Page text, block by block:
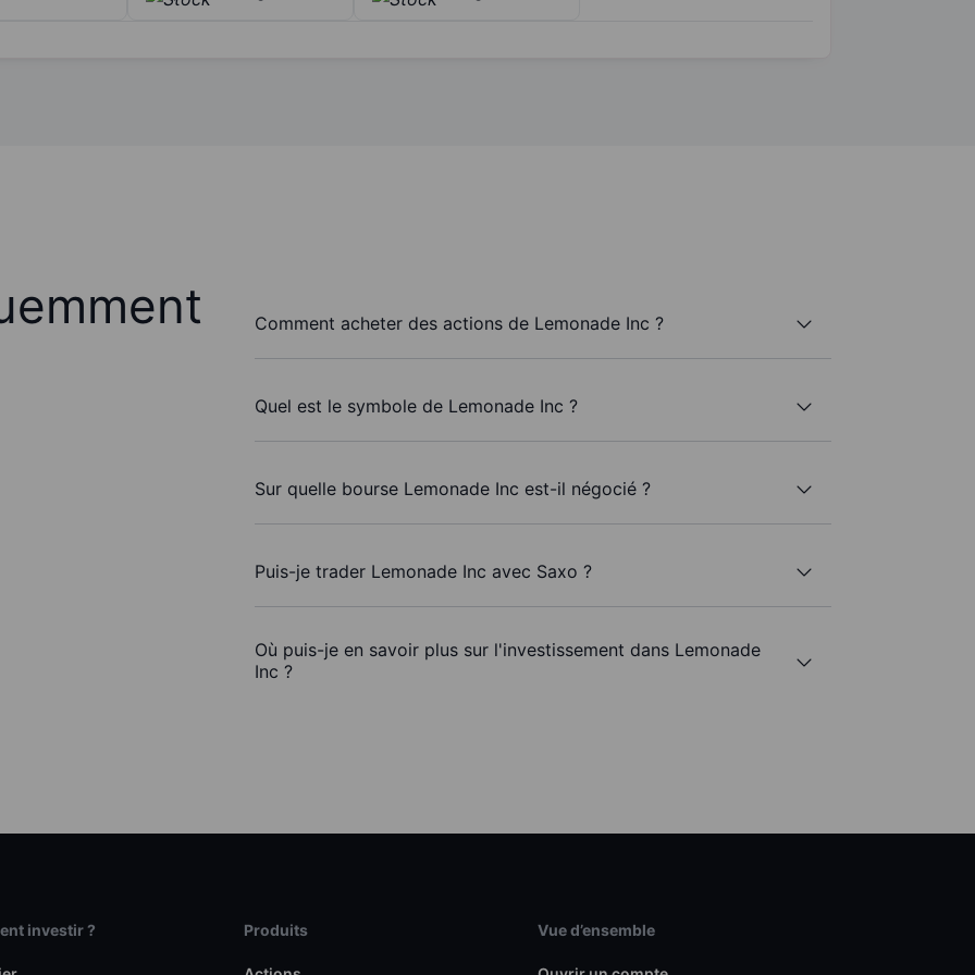
Comment acheter des actions de Lemonade Inc ?
Quel est le symbole de Lemonade Inc ?
Sur quelle bourse Lemonade Inc est-il négocié ?
Puis-je trader Lemonade Inc avec Saxo ?
Où puis-je en savoir plus sur l'investissement dans Lemonade
Inc ?
investir ? Produits Vue d’ensemble